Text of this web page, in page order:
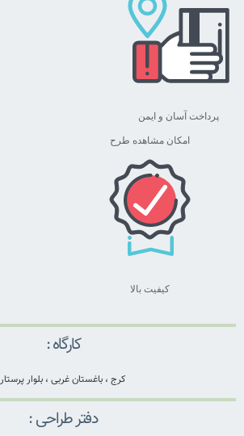
پرداخت آسان و ایمن
امکان مشاهده طرح
کیفیت بالا
کارگاه :
کرج ، باغستان غربی ، بلوار پرستار
دفتر طراحی :